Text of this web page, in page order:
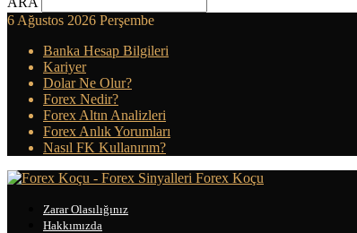
6 Ağustos 2026 Perşembe
Banka Hesap Bilgileri
Kariyer
Dolar Ne Olur?
Forex Nedir?
Forex Altın Analizleri
Forex Anlık Yorumları
Nasıl FK Kullanırım?
Forex Koçu
Zarar Olasılığınız
Hakkımızda